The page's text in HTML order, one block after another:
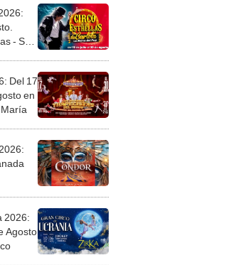
- San
Del 17
en
2026:
Agosto